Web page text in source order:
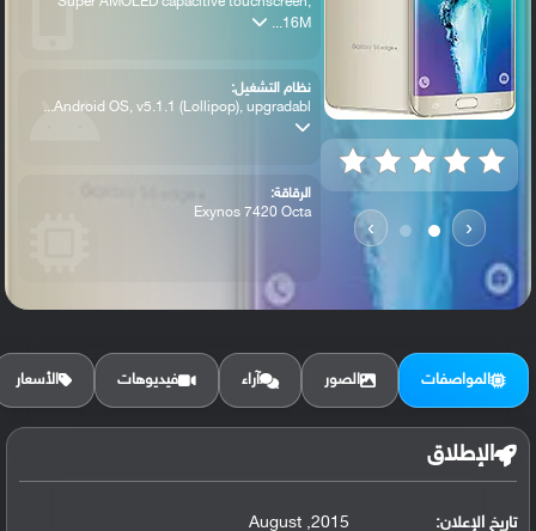
‹
›
16M...
نظام التشغيل:
Android OS, v5.1.1 (Lollipop), upgradabl...
الرقاقة:
Exynos 7420 Octa
الرام / التخزين:
المواصفات الصور آراء فيديوهات الأسعار
الإطلاق
تاريخ الإعلان: 2015, August